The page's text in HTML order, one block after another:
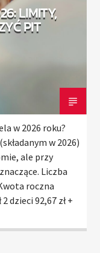
LIMITY,
PIT
w 2026 roku?
w 2026)
ale przy
Liczba
roczna
dzieci 92,67 zł +